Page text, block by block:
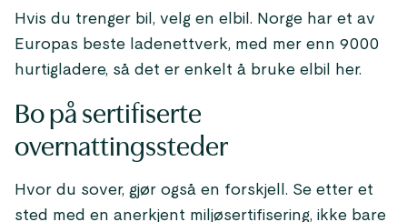
Hvis du trenger bil, velg en elbil. Norge har et av
Europas beste ladenettverk, med mer enn 9000
hurtigladere, så det er enkelt å bruke elbil her.
Bo på sertifiserte
overnattingssteder
Hvor du sover, gjør også en forskjell. Se etter et
sted med en anerkjent miljøsertifisering, ikke bare